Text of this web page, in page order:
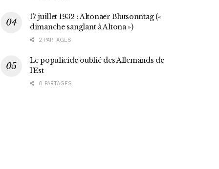
17 juillet 1932 : Altonaer Blutsonntag («
dimanche sanglant à Altona »)
2 PARTAGES
Le populicide oublié des Allemands de
l’Est
0 PARTAGES